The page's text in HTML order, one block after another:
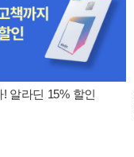
알라딘 15% 할인